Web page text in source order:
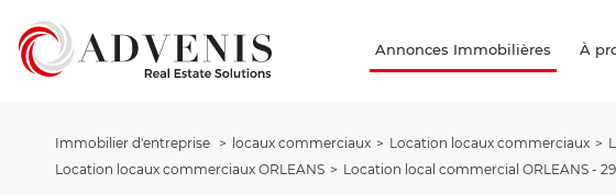
Annonces Immobilières À
Immobilier d'entreprise locaux commerciaux Location locaux commerciaux
Location locaux commerciaux ORLEANS
Location local commercial ORLEANS -